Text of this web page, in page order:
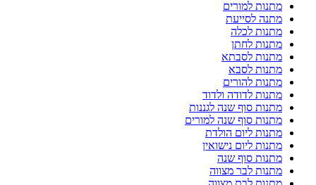
מתנות למורים
מתנה לסייעת
מתנות לכלה
מתנות לחתן
מתנות לסבתא
מתנות לסבא
מתנות להורים
מתנות לדודה ולדוד
מתנות סוף שנה לגננות
מתנות סוף שנה למורים
מתנות ליום הולדת
מתנות ליום נישואין
מתנות סוף שנה
מתנות לבר מצווה